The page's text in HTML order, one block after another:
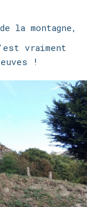
la montagne,
vraiment
!